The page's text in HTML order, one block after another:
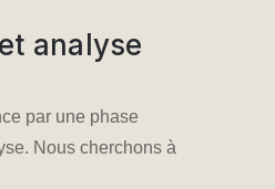
analyse
par une phase
. Nous cherchons à